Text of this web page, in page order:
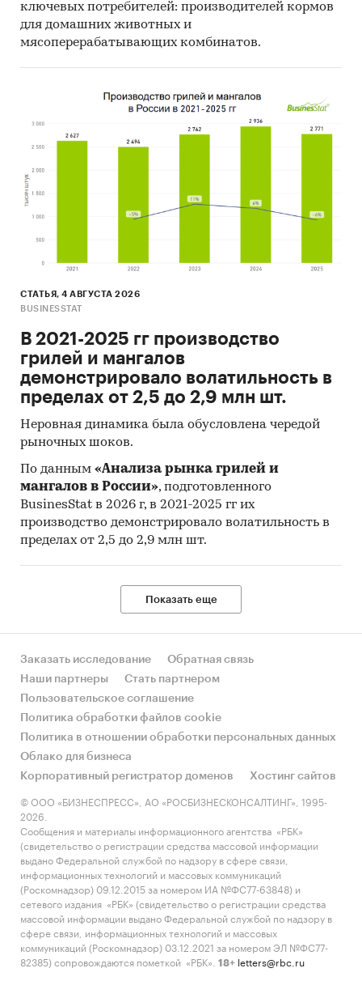
ключевых потребителей: производителей кормов
для домашних животных и
мясоперерабатывающих комбинатов.
СТАТЬЯ, 4 АВГУСТА 2026
BUSINESSTAT
В 2021-2025 гг производство
грилей и мангалов
демонстрировало волатильность в
пределах от 2,5 до 2,9 млн шт.
Неровная динамика была обусловлена чередой
рыночных шоков.
По данным «Анализа рынка грилей и
мангалов в России», подготовленного
BusinesStat в 2026 г, в 2021-2025 гг их
производство демонстрировало волатильность в
пределах от 2,5 до 2,9 млн шт.
Показать еще
Заказать исследование
Обратная связь
Наши партнеры
Стать партнером
Пользовательское соглашение
Политика обработки файлов cookie
Политика в отношении обработки персональных данных
Облако для бизнеса
Корпоративный регистратор доменов
Хостинг сайтов
© ООО «БИЗНЕСПРЕСС», АО «РОСБИЗНЕСКОНСАЛТИНГ», 1995-
2026.
Сообщения и материалы информационного агентства «РБК»
(свидетельство о регистрации средства массовой информации
выдано Федеральной службой по надзору в сфере связи,
информационных технологий и массовых коммуникаций
(Роскомнадзор) 09.12.2015 за номером ИА №ФС77-63848) и
сетевого издания «РБК» (свидетельство о регистрации средства
массовой информации выдано Федеральной службой по надзору в
сфере связи, информационных технологий и массовых
коммуникаций (Роскомнадзор) 03.12.2021 за номером ЭЛ №ФС77-
82385) сопровождаются пометкой «РБК».
18+ letters@rbc.ru